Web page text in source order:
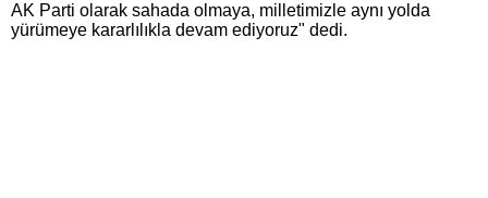
AK Parti olarak sahada olmaya, milletimizle aynı yolda
yürümeye kararlılıkla devam ediyoruz" dedi.